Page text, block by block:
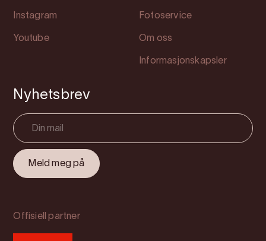
Instagram
Youtube
Fotoservice
Om oss
Informasjonskapsler
Nyhetsbrev
Offisiell partner